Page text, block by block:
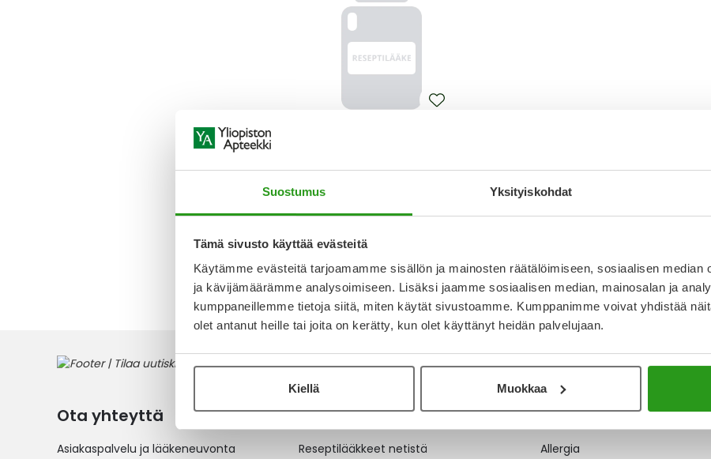
Suostumus Yksityiskohdat
Tämä sivusto käyttää evästeitä
Käytämme evästeitä tarjoamamme sisällön ja mainosten räätälöimiseen, sosiaalisen median
ja kävijämäärämme analysoimiseen. Lisäksi jaamme sosiaalisen median, mainosalan ja
kumppaneillemme tietoja siitä, miten käytät sivustoamme. Kumppanimme voivat yhdistää
olet antanut heille tai joita on kerätty, kun olet käyttänyt heidän palvelujaan.
Kiellä Muokkaa
41,44 €
1tuote
Ota yhteyttä
Asiakaspalvelu ja lääkeneuvonta
Verkkoapteekki
Reseptilääkkeet netistä
Ajankohtaista
Allergia